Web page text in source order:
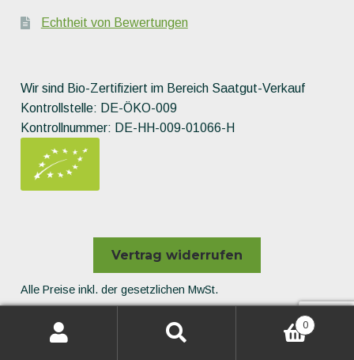
Echtheit von Bewertungen
Wir sind Bio-Zertifiziert im Bereich Saatgut-Verkauf
Kontrollstelle: DE-ÖKO-009
Kontrollnummer: DE-HH-009-01066-H
Vertrag widerrufen
Alle Preise inkl. der gesetzlichen MwSt.
Die durchgestrichenen Preise entsprechen dem bisherigen
Preis in diesem Online-Shop.
0